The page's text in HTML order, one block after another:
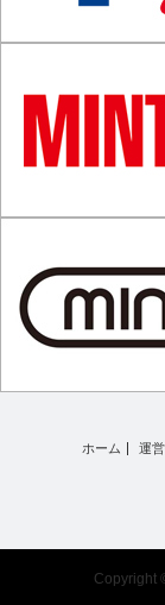
ホーム 運
Copyright